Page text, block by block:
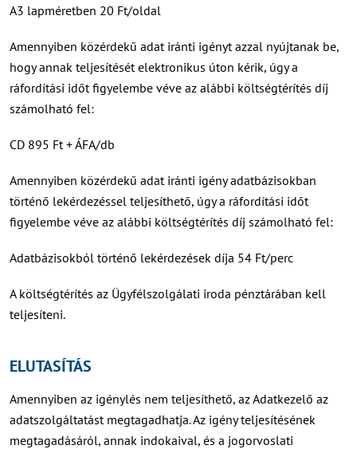
A3 lapméretben 20 Ft/oldal
Amennyiben közérdekű adat iránti igényt azzal nyújtanak be,
hogy annak teljesítését elektronikus úton kérik, úgy a
ráfordítási időt figyelembe véve az alábbi költségtérítés díj
számolható fel:
CD 895 Ft + ÁFA/db
Amennyiben közérdekű adat iránti igény adatbázisokban
történő lekérdezéssel teljesíthető, úgy a ráfordítási időt
figyelembe véve az alábbi költségtérítés díj számolható fel:
Adatbázisokból történő lekérdezések díja 54 Ft/perc
A költségtérítés az Ügyfélszolgálati iroda pénztárában kell
teljesíteni.
ELUTASÍTÁS
Amennyiben az igénylés nem teljesíthető, az Adatkezelő az
adatszolgáltatást megtagadhatja. Az igény teljesítésének
megtagadásáról, annak indokaival, és a jogorvoslati